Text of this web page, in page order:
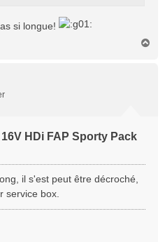
si longue!
HDi FAP Sporty Pack
il s'est peut être décroché,
service box.